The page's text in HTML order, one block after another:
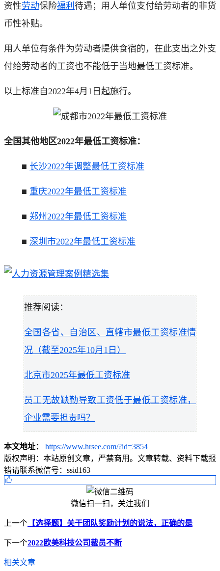
资性劳动保险福利 待遇；用人单位支付给劳动者的非货
币性补贴。
用人单位有条件为劳动者提供食宿的，在此支出之外支
付给劳动者的工资也不能低于当地最低工资标准。
以上标准自2022年4月1日起施行。
全国其他地区2022年最低工资标准：
■ 长沙2022年调整最低工资标准
■ 重庆2022年最低工资标准
■ 郑州2022年最低工资标准
■ 深圳市2022年最低工资标准
推荐阅读：
全国各省、自治区、直辖市最低工资标准情
况（截至2025年10月1日）
北京市2025年最低工资标准
员工无故缺勤导致工资低于最低工资标准，
企业需要担责吗？
本文地址：
https://www.hrsee.com/?id=3854
版权声明： 本站原创文章，严禁商用。文章转载、资料下载报
错请联系微信号：ssid163
微信扫一扫，关注我们
上一个 【选择题】关于团队奖励计划的说法，正确的是
下一个2022欧美科技公司裁员不断
相关文章